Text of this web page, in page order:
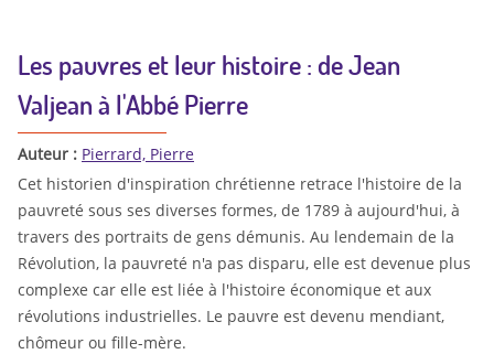
Les pauvres et leur histoire : de Jean
Valjean à l'Abbé Pierre
Auteur : Pierrard, Pierre
Cet historien d'inspiration chrétienne retrace l'histoire de la
pauvreté sous ses diverses formes, de 1789 à aujourd'hui, à
travers des portraits de gens démunis. Au lendemain de la
Révolution, la pauvreté n'a pas disparu, elle est devenue plus
complexe car elle est liée à l'histoire économique et aux
révolutions industrielles. Le pauvre est devenu mendiant,
chômeur ou fille-mère.